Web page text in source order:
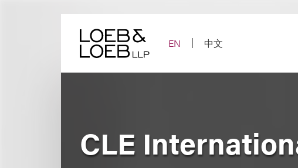
EN
中文
CLE